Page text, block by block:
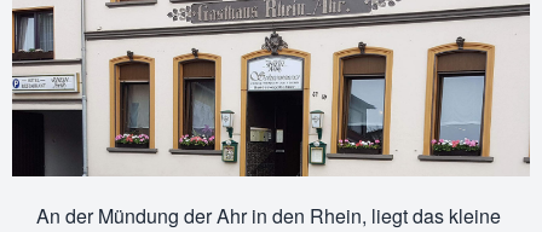
An der Mündung der Ahr in den Rhein, liegt das kleine